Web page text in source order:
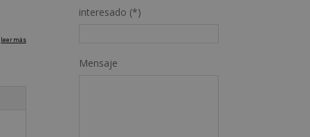
interesado (*)
Mensaje